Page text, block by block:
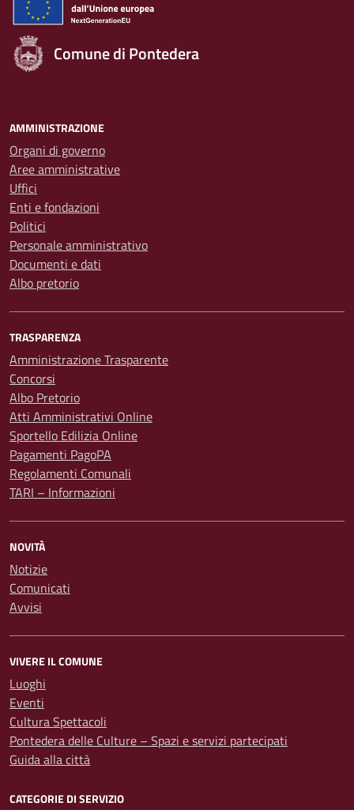
Comune di Pontedera
AMMINISTRAZIONE
Organi di governo
Aree amministrative
Uffici
Enti e fondazioni
Politici
Personale amministrativo
Documenti e dati
Albo pretorio
TRASPARENZA
Amministrazione Trasparente
Concorsi
Albo Pretorio
Atti Amministrativi Online
Sportello Edilizia Online
Pagamenti PagoPA
Regolamenti Comunali
TARI – Informazioni
NOVITÀ
Notizie
Comunicati
Avvisi
VIVERE IL COMUNE
Luoghi
Eventi
Cultura Spettacoli
Pontedera delle Culture – Spazi e servizi partecipati
Guida alla città
CATEGORIE DI SERVIZIO